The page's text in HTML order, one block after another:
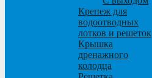
Крепеж для
водоотводных
лотков и решеток
Крышка
дренажного
колодца